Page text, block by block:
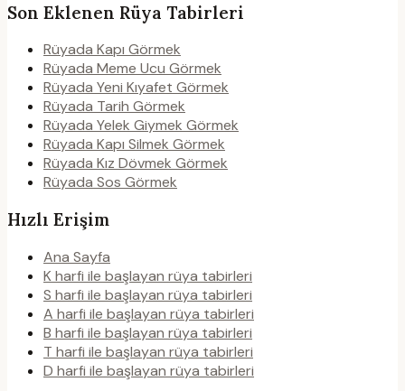
Son Eklenen Rüya Tabirleri
Rüyada Kapı Görmek
Rüyada Meme Ucu Görmek
Rüyada Yeni Kıyafet Görmek
Rüyada Tarih Görmek
Rüyada Yelek Giymek Görmek
Rüyada Kapı Silmek Görmek
Rüyada Kız Dövmek Görmek
Rüyada Sos Görmek
Hızlı Erişim
Ana Sayfa
K harfi ile başlayan rüya tabirleri
S harfi ile başlayan rüya tabirleri
A harfi ile başlayan rüya tabirleri
B harfi ile başlayan rüya tabirleri
T harfi ile başlayan rüya tabirleri
D harfi ile başlayan rüya tabirleri